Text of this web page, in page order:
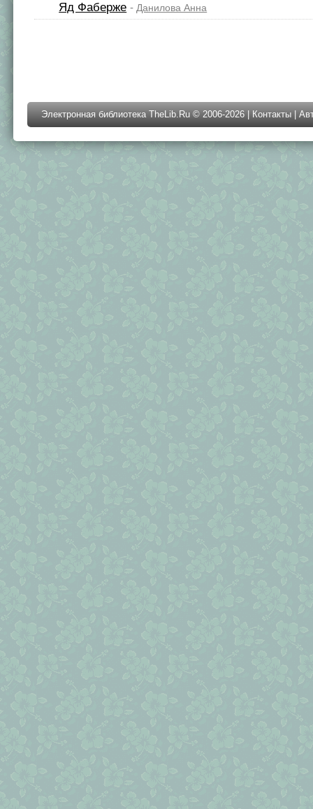
Яд Фаберже - Данилова Анна
Электронная библиотека TheLib.Ru © 2006-2026 | Контакты |